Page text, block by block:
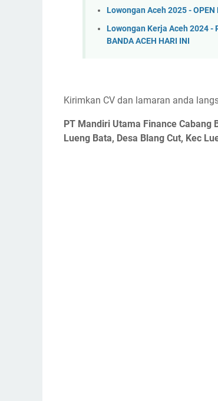
Lowongan Aceh 2025 - OPEN
Lowongan Kerja Aceh 2024 -
BANDA ACEH HARI INI
Kirimkan CV dan lamaran anda
PT Mandiri Utama Finance
Lueng Bata, Desa Blang Cut, Kec